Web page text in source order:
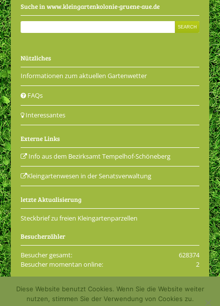
Suche in www.kleingartenkolonie-gruene-aue.de
Nützliches
Informationen zum aktuellen Gartenwetter
FAQs
Interessantes
Externe Links
Info aus dem Bezirksamt Tempelhof-Schöneberg
Kleingartenwesen in der Senatsverwaltung
letzte Aktualisierung
Steckbrief zu freien Kleingartenparzellen
Besucherzähler
628374
Besucher gesamt:
2
Besucher momentan online:
© 2001 - 2026 Kleingartenkolonie Grüne Aue e.V.
Impressum
Datenschutzerklärung Login
Diese Website benutzt Cookies. Wenn Sie die Website weiter
nutzen, stimmen Sie der Verwendung von Cookies zu.